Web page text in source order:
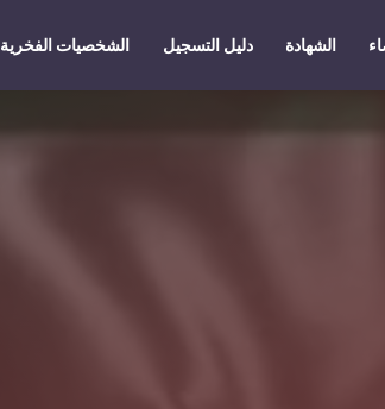
الشهادة دليل التسجيل الشخصيات الفخرية